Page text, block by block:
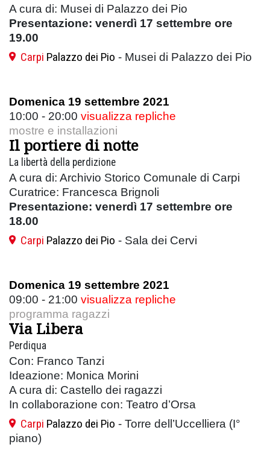
A cura di: Musei di Palazzo dei Pio
Presentazione: venerdì 17 settembre ore
19.00
Carpi Palazzo dei Pio - Musei di Palazzo dei Pio
Domenica 19 settembre 2021
10:00 - 20:00 visualizza repliche
mostre e installazioni
Il portiere di notte
La libertà della perdizione
A cura di: Archivio Storico Comunale di Carpi
Curatrice: Francesca Brignoli
Presentazione: venerdì 17 settembre ore
18.00
Carpi Palazzo dei Pio - Sala dei Cervi
Domenica 19 settembre 2021
09:00 - 21:00 visualizza repliche
programma ragazzi
Via Libera
Perdiqua
Con: Franco Tanzi
Ideazione: Monica Morini
A cura di: Castello dei ragazzi
In collaborazione con: Teatro d’Orsa
Carpi Palazzo dei Pio - Torre dell’Uccelliera (I°
piano)